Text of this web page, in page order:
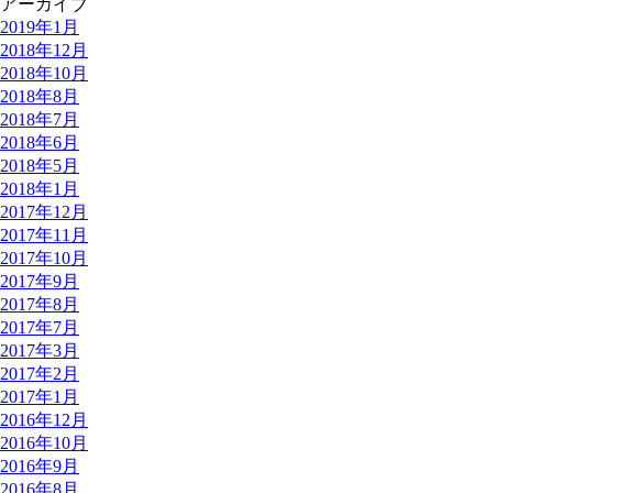
アーカイブ
2019年1月
2018年12月
2018年10月
2018年8月
2018年7月
2018年6月
2018年5月
2018年1月
2017年12月
2017年11月
2017年10月
2017年9月
2017年8月
2017年7月
2017年3月
2017年2月
2017年1月
2016年12月
2016年10月
2016年9月
2016年8月